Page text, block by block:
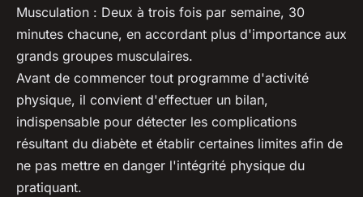
Musculation : Deux à trois fois par semaine, 30
minutes chacune, en accordant plus d'importance aux
grands groupes musculaires.
Avant de commencer tout programme d'activité
physique, il convient d'effectuer un bilan,
indispensable pour détecter les complications
résultant du diabète et établir certaines limites afin de
ne pas mettre en danger l'intégrité physique du
pratiquant.